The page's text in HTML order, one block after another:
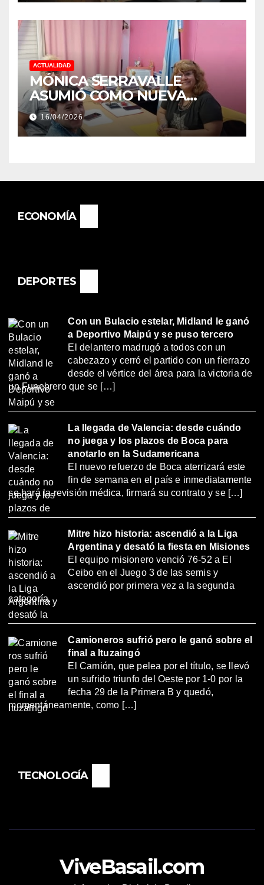
ACTUALIDAD
MÓNICA SERRAVALLE
ASUMIÓ COMO NUEVA
DIRECTORA DEL E.E.S. N° 82
«RENÉ FAVALORO» DE
BASAIL.
16/04/2026
ECONOMÍA
DEPORTES
Con un Bulacio estelar, Midland le ganó
a Deportivo Maipú y se puso tercero
El delantero madrugó a todos con un
cabezazo y cerró el partido con un fierrazo
desde el vértice del área para la victoria de
un Funebrero que se […]
La llegada de Valencia: desde cuándo
no juega y los plazos de Boca para
anotarlo en la Sudamericana
El nuevo refuerzo de Boca aterrizará este
fin de semana en el país e inmediatamente
se hará la revisión médica, firmará su contrato y se […]
Mitre hizo historia: ascendió a la Liga
Argentina y desató la fiesta en Misiones
El equipo misionero venció 76-52 a El
Ceibo en el Juego 3 de las semis y
ascendió por primera vez a la segunda
categoría.
Camioneros sufrió pero le ganó sobre el
final a Ituzaingó
El Camión, que pelea por el título, se llevó
un sufrido triunfo del Oeste por 1-0 por la
fecha 29 de la Primera B y quedó,
momentáneamente, como […]
TECNOLOGÍA
ViveBasail.com